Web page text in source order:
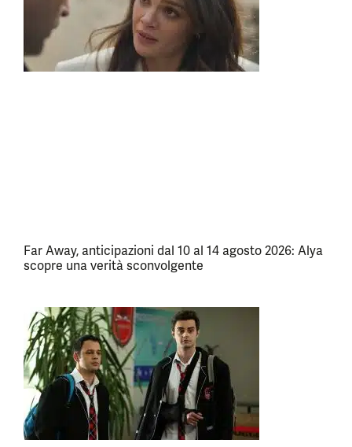
Far Away, anticipazioni dal 10 al 14 agosto 2026: Alya
scopre una verità sconvolgente